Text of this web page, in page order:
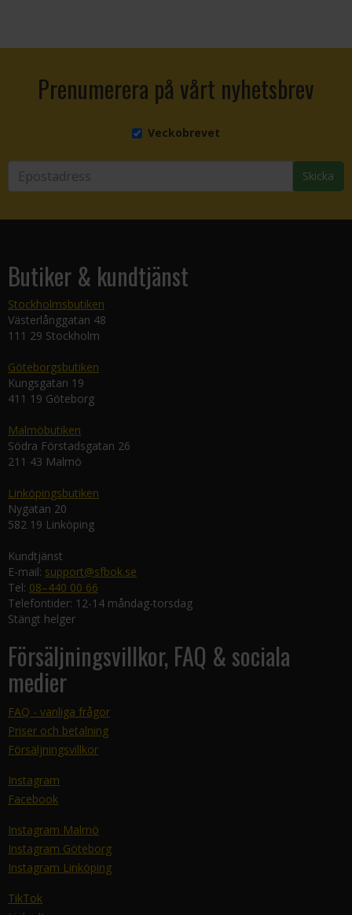
Prenumerera på vårt nyhetsbrev
Veckobrevet
Skicka
Butiker & kundtjänst
Stockholmsbutiken
Västerlånggatan 48
111 29 Stockholm
Göteborgsbutiken
Kungsgatan 19
411 19 Göteborg
Malmöbutiken
Södra Förstadsgatan 26
211 43 Malmö
Linköpingsbutiken
Nygatan 20
582 19 Linköping
Kundtjänst
E-mail: support@sfbok.se
Tel: 08–440 00 66
Telefontider: 12-14 måndag-torsdag
Stängt helger
Försäljningsvillkor, FAQ & sociala
medier
FAQ - vanliga frågor
Priser och betalning
Försäljningsvillkor
Instagram
Facebook
Instagram Malmö
Instagram Göteborg
Instagram Linköping
TikTok